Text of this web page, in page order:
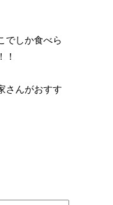
でしか食べら
さんがおすす